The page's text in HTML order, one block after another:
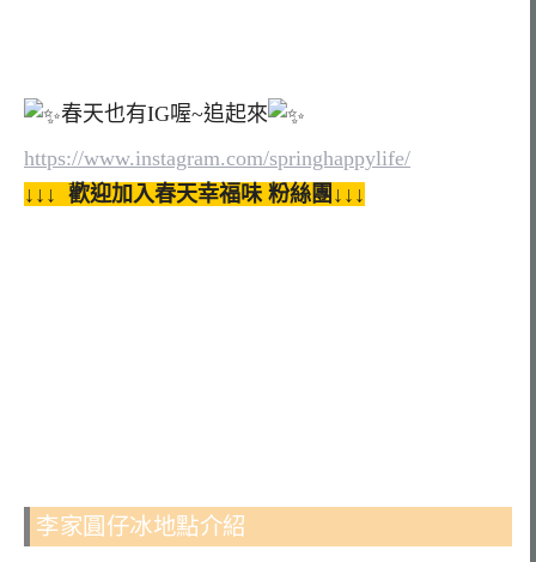
春天也有IG喔~追起來
https://www.instagram.com/springhappylife/
↓↓↓ 歡迎加入春天幸福味 粉絲團↓↓↓
李家圓仔冰地點介紹